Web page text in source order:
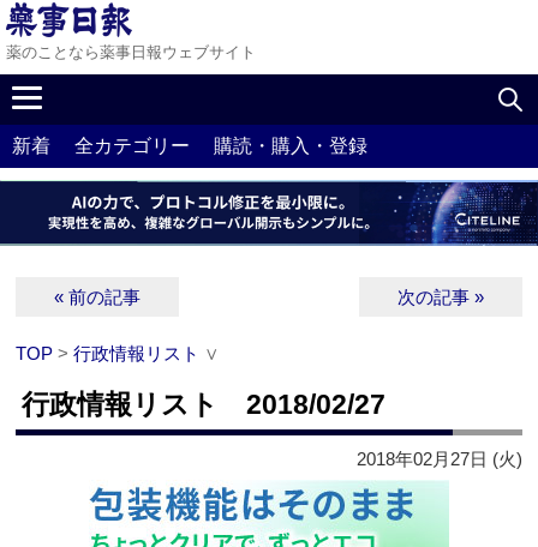
薬のことなら薬事日報ウェブサイト
新着 全カテゴリー 購読・購入・登録
« 前の記事 次の記事 »
TOP >行政情報リスト ∨
行政情報リスト 2018/02/27
2018年02月27日 (火)